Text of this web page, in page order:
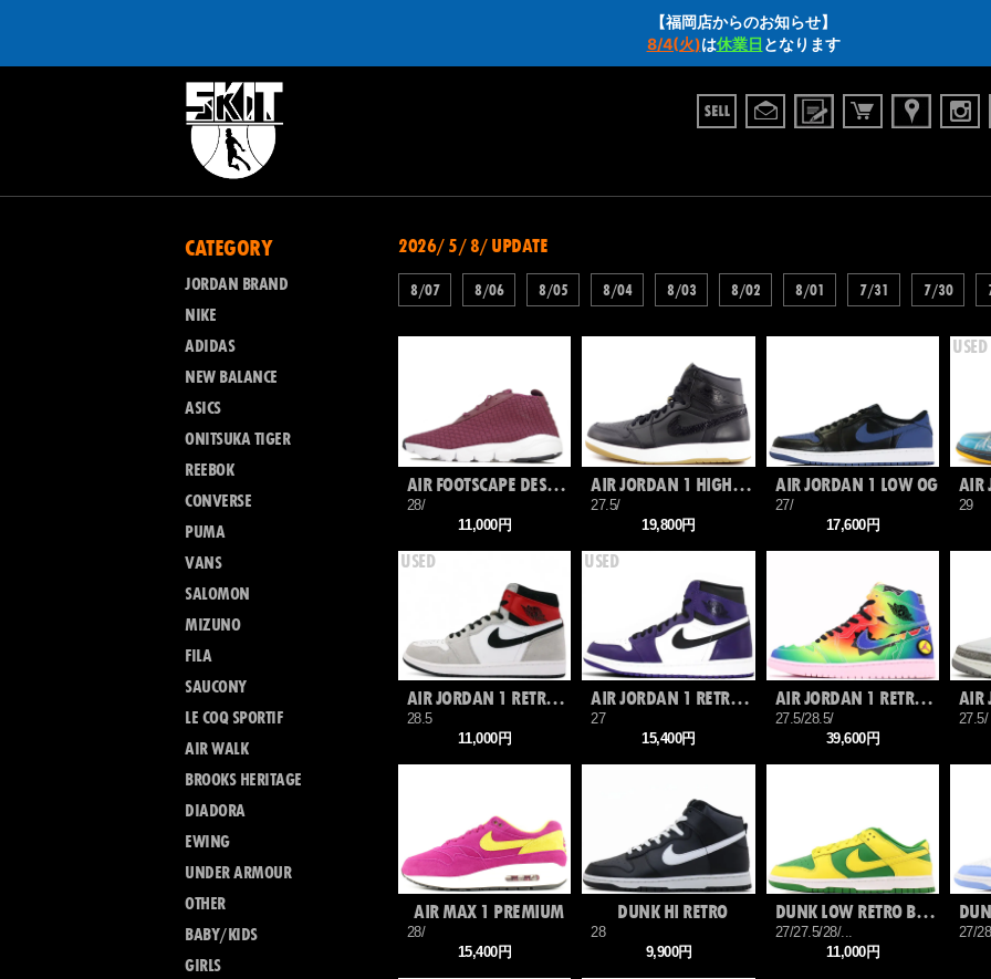
【福岡店からのお知らせ】
8/4(火)は休業日 となります
CATEGORY
JORDAN BRAND
NIKE
ADIDAS
NEW BALANCE
ASICS
ONITSUKA TIGER
REEBOK
CONVERSE
PUMA
VANS
SALOMON
MIZUNO
FILA
SAUCONY
LE COQ SPORTIF
AIR WALK
BROOKS HERITAGE
DIADORA
EWING
UNDER ARMOUR
OTHER
BABY/KIDS
GIRLS
2026/ 5/ 8/ UPDATE
8/07 8/06 8/05 8/04 8/03 8/02 8/01 7/31 7/30
AIR FOOTSCAPE DESERT CHUKKA QS
28/
11,000円
AIR JORDAN 1 HIGH THE RETURN
27.5/
19,800円
AIR JORDAN 1 LOW OG
27/
17,600円
29
AIR JORDAN 1 RETRO HIGH OG
28.5
11,000円
AIR JORDAN 1 RETRO HIGH OG
27
15,400円
AIR JORDAN 1 RETRO HIGH OG J
27.5/28.5/
39,600円
27.5/
AIR MAX 1 PREMIUM
28/
15,400円
DUNK HI RETRO
28
9,900円
DUNK LOW RETRO BTTYS
27/27.5/28/...
11,000円
27/